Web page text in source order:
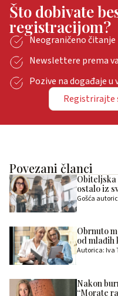
Što dobivate
registracijom?
Neograničeno čitanje
Newslettere prema
Pozive na događaje u
Registrirajte
Povezani članci
Obiteljska
ostalo iz
Gošća
Obrnuto
od mlađih
Autorica: Iva
Nakon
“Morate